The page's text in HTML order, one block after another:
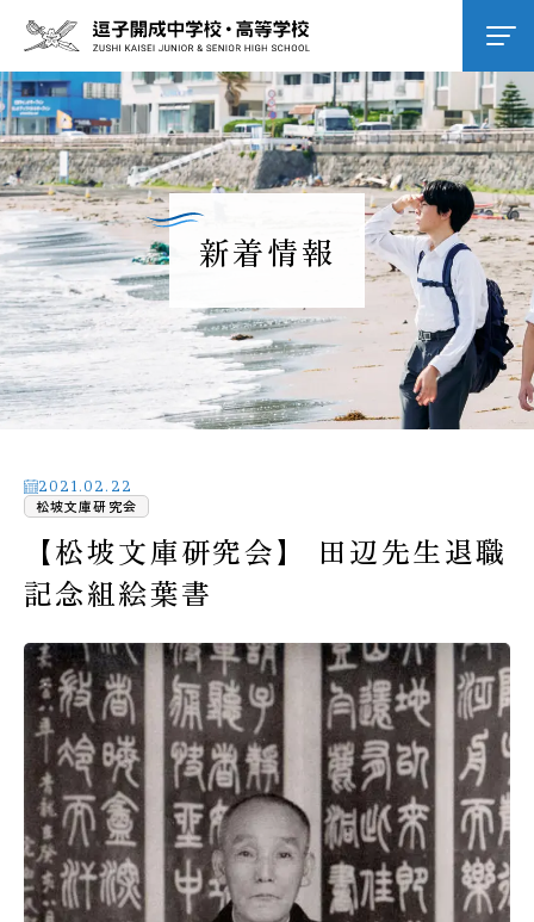
学校紹介
逗子開成の教育
学校生活
進路進学
受験生の皆様へ
在校生・保護者の皆様へ
卒業生の皆様へ
交通案内 お問い合わせ 教員採用情報 資料請求新着情報
よくある質問みらい募金について
新着情報
2021.02.22
松坡文庫研究会
【松坡文庫研究会】 田辺先生退職
記念組絵葉書